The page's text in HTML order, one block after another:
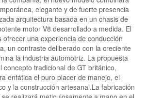
elegante y de fuerte presencia
arquitectura basada en un chasis de
motor V8 desarrollado a medida. El
ofrecer una experiencia de conducción
un contraste deliberado con la creciente
la industria automotriz. La propuesta
concepto tradicional de GT británico,
enfática el puro placer de manejo, el
y la construcción artesanal.La fabricación